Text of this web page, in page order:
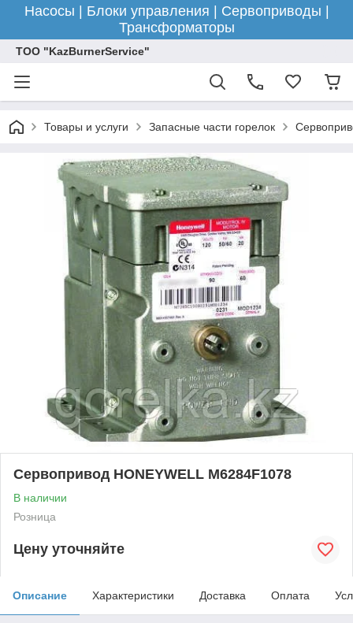
Насосы | Блоки управления | Сервоприводы |
Трансформаторы
ТОО "KazBurnerService"
Товары и услуги Запасные части горелок
Cервопривод HONEYWELL M6284F1078
В наличии
Розница
Цену уточняйте
Описание Характеристики Доставка Оплата